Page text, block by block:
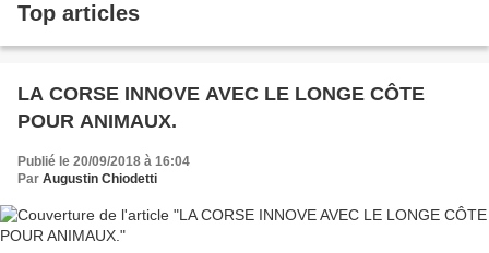
Top articles
LA CORSE INNOVE AVEC LE LONGE CÔTE
POUR ANIMAUX.
Publié le 20/09/2018 à 16:04
Par Augustin Chiodetti